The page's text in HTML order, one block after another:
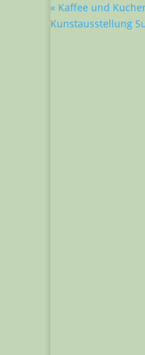
« Kaffee und
Kunstausstellung